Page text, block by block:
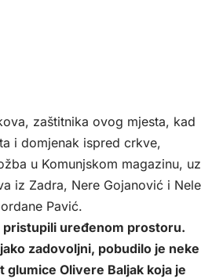
zaštitnika ovog mjesta, kad
i domjenak ispred crkve,
u Komunjskom magazinu, uz
iz Zadra, Nere Gojanović i Nele
Pavić.
pristupili uređenom prostoru.
zadovoljni, pobudilo je neke
glumice Olivere Baljak koja je